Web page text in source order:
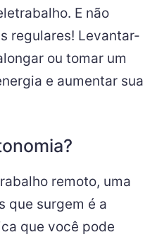
E não
regulares! Levantar-
ou tomar um
e aumentar sua
remoto, uma
que surgem é a
que você pode